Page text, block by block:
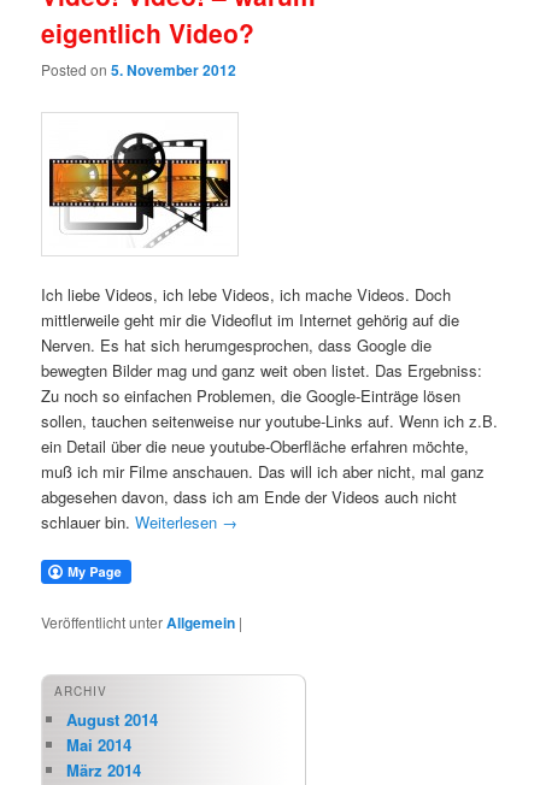
eigentlich Video?
Posted on5. November 2012
Ich liebe Videos, ich lebe Videos, ich mache Videos. Doch
mittlerweile geht mir die Videoflut im Internet gehörig auf die
Nerven. Es hat sich herumgesprochen, dass Google die
bewegten Bilder mag und ganz weit oben listet. Das Ergebniss:
Zu noch so einfachen Problemen, die Google-Einträge lösen
sollen, tauchen seitenweise nur youtube-Links auf. Wenn ich z.B.
ein Detail über die neue youtube-Oberfläche erfahren möchte,
muß ich mir Filme anschauen. Das will ich aber nicht, mal ganz
abgesehen davon, dass ich am Ende der Videos auch nicht
schlauer bin.Weiterlesen →
Veröffentlicht unterAllgemein |
ARCHIV
August 2014
Mai 2014
März 2014